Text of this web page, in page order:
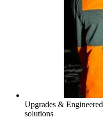
Upgrades & Engineered
solutions